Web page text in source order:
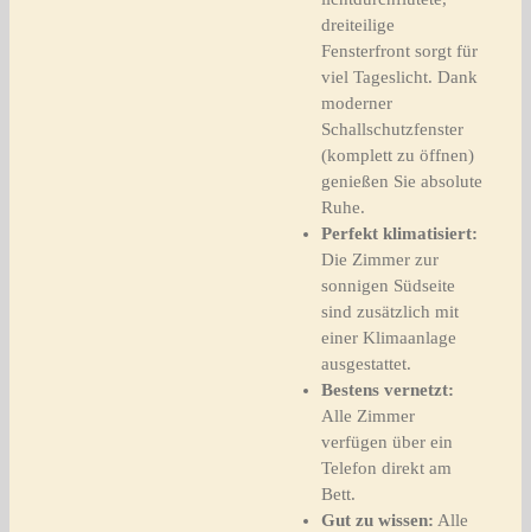
dreiteilige
Fensterfront sorgt für
viel Tageslicht. Dank
moderner
Schallschutzfenster
(komplett zu öffnen)
genießen Sie absolute
Ruhe.
Perfekt klimatisiert:
Die Zimmer zur
sonnigen Südseite
sind zusätzlich mit
einer Klimaanlage
ausgestattet.
Bestens vernetzt:
Alle Zimmer
verfügen über ein
Telefon direkt am
Bett.
Gut zu wissen: Alle